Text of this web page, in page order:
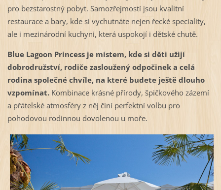
pro bezstarostný pobyt. Samozřejmostí jsou kvalitní
restaurace a bary, kde si vychutnáte nejen řecké speciality,
ale i mezinárodní kuchyni, která uspokojí i dětské chutě.
Blue Lagoon Princess je místem, kde si děti užijí
dobrodružství, rodiče zasloužený odpočinek a celá
rodina společné chvíle, na které budete ještě dlouho
vzpomínat.Kombinace krásné přírody, špičkového zázemí
a přátelské atmosféry z něj činí perfektní volbu pro
pohodovou rodinnou dovolenou u moře.